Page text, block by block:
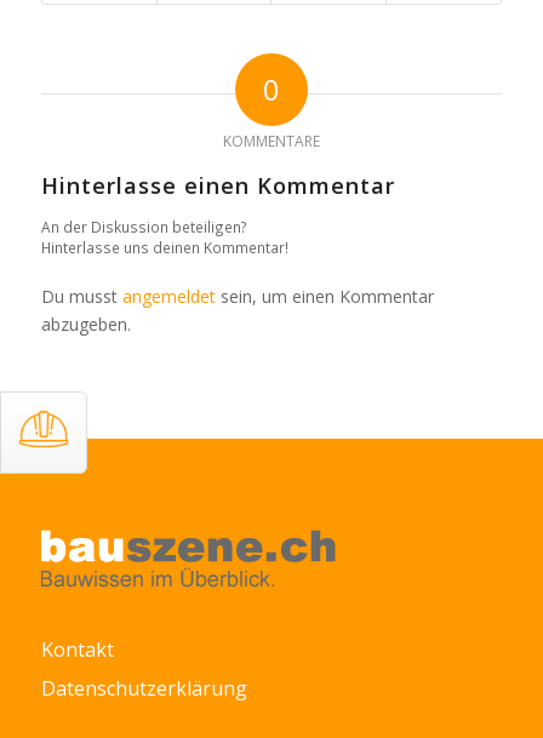
0
KOMMENTARE
Hinterlasse einen Kommentar
An der Diskussion beteiligen?
Hinterlasse uns deinen Kommentar!
Du musst angemeldetsein, um einen Kommentar
abzugeben.
Kontakt
Datenschutzerklärung